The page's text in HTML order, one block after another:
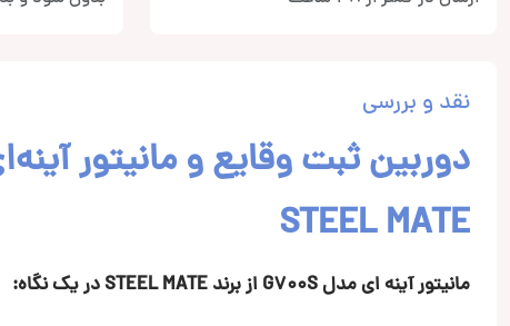
نقد و بررسی
STEEL MATE
مانیتور آینه ای مدل G700S از برند STEEL MATE در یک نگاه: